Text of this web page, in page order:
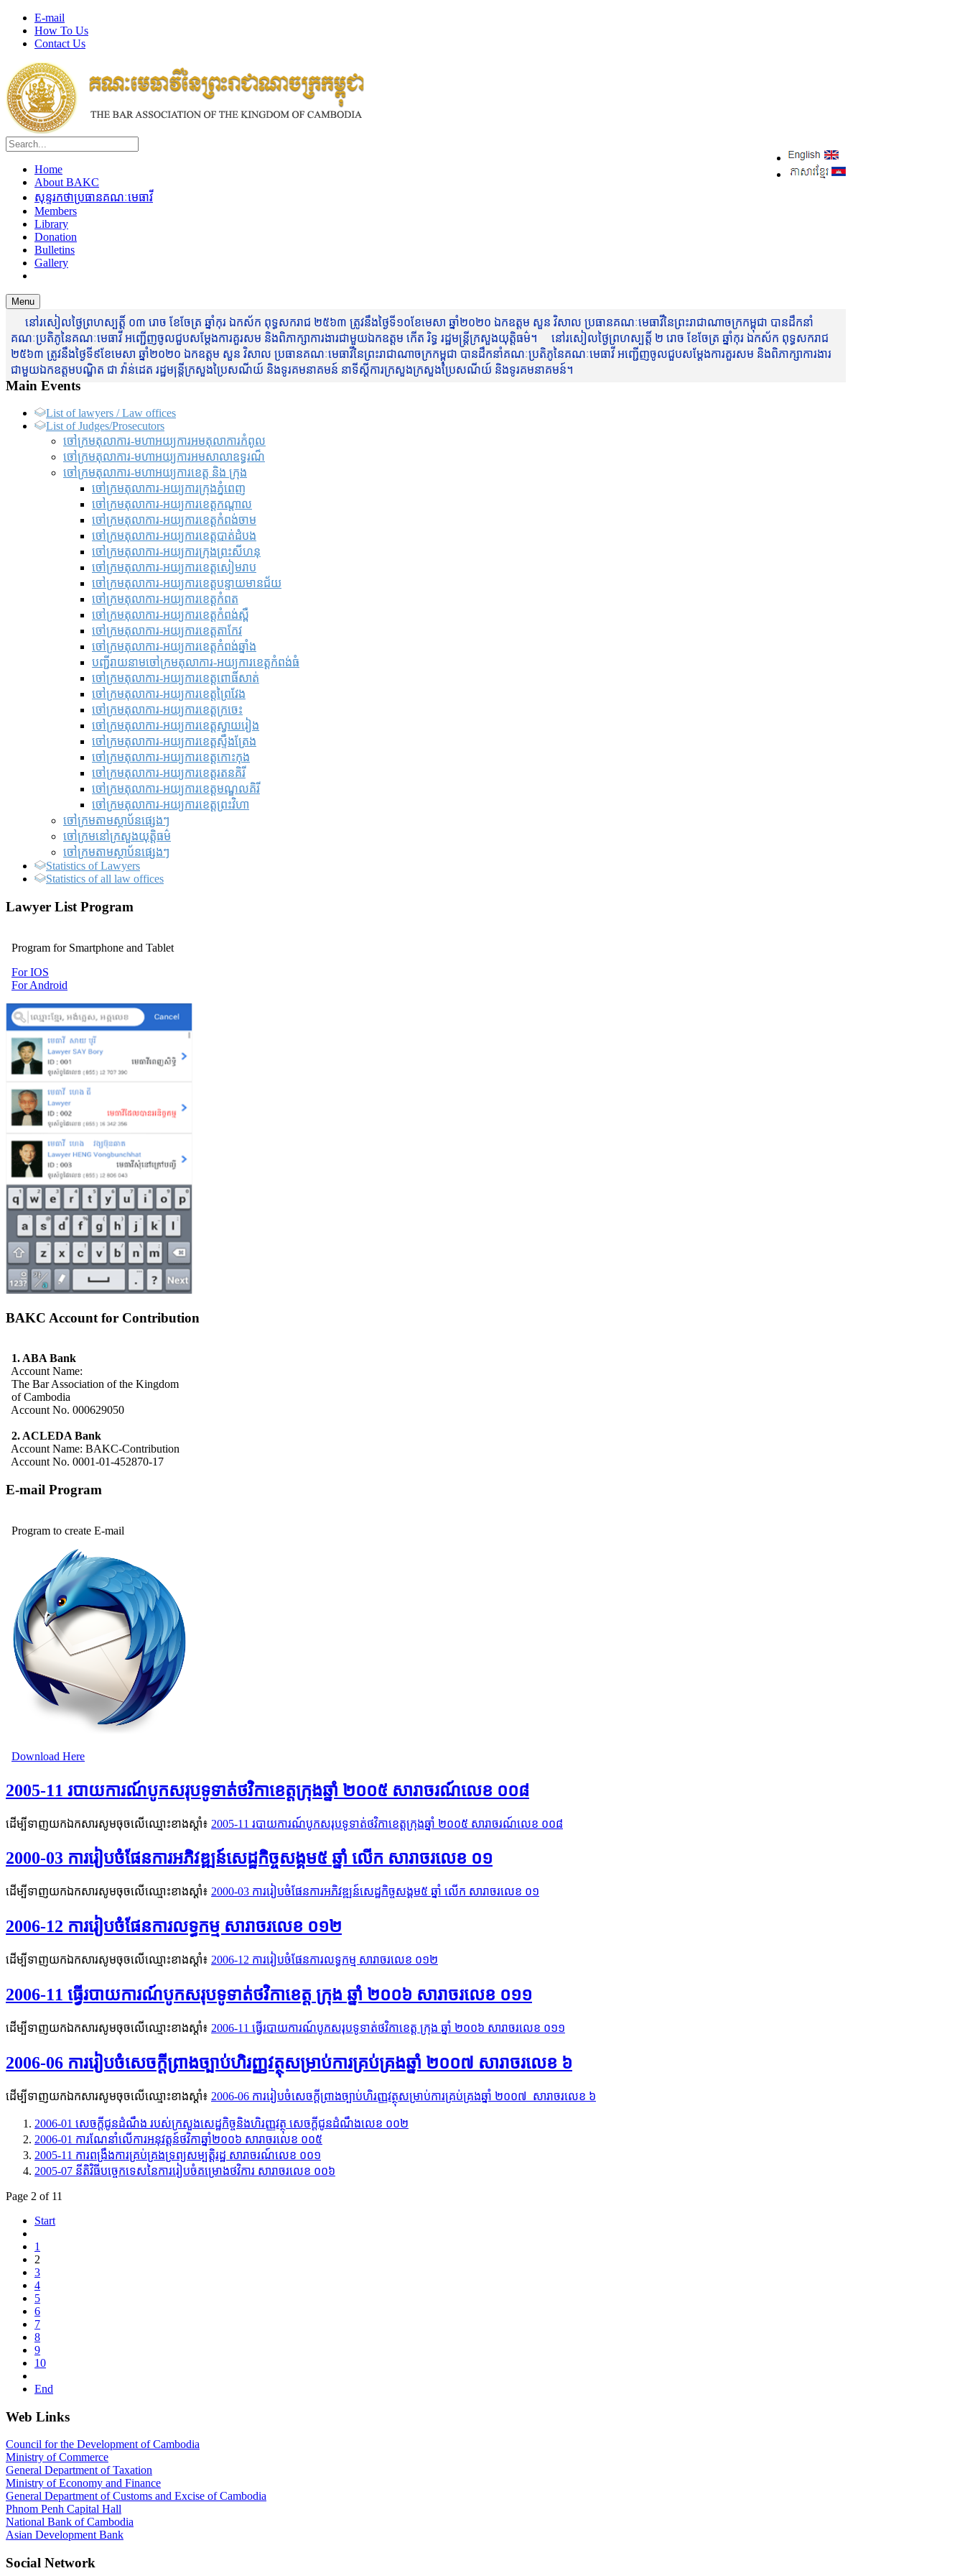
E-mail
How To Us
Contact Us
Home
About BAKC
សុន្ទរកថាប្រធានគណៈមេធាវី
Members
Library
Donation
Bulletins
Gallery
Menu
នៅរសៀលថ្ងៃព្រហស្បត្តិ៍ ០៣ រោច ខែចែត្រ ឆ្នាំកុរ ឯកស័ក ពុទ្ធសករាជ ២៥៦៣ ត្រូវនឹងថ្ងៃទី១០ខែមេសា ឆ្នាំ២០២០ ឯកឧត្តម សួន វិសាល ប្រធានគណៈមេធាវីនៃព្រះរាជាណាចក្រកម្ពុជា បានដឹកនាំ
គណៈប្រតិភូនៃគណៈមេធាវី អញ្ជើញចូលជួបសម្តែងការគួរសម និងពិភាក្សាការងារជាមួយឯកឧត្តម កើត រិទ្ធ រដ្ឋមន្ត្រីក្រសួងយុត្តិធម៌។ នៅរសៀលថ្ងៃព្រហស្បត្តិ៍ ២ រោច ខែចែត្រ ឆ្នាំកុរ ឯកស័ក ពុទ្ធសករាជ
២៥៦៣ ត្រូវនឹងថ្ងៃទី៩ខែមេសា ឆ្នាំ២០២០ ឯកឧត្តម សួន វិសាល ប្រធានគណៈមេធាវីនៃព្រះរាជាណាចក្រកម្ពុជា បានដឹកនាំគណៈប្រតិភូនៃគណៈមេធាវី អញ្ជើញចូលជួបសម្តែងការគួរសម និងពិភាក្សាការងារ
ជាមួយឯកឧត្តមបណ្ឌិត ជា វ៉ាន់ដេត រដ្ឋមន្រ្តីក្រសួងប្រៃសណីយ៍ និងទូរគមនាគមន៍ នាទីស្តីការក្រសួងក្រសួងប្រៃសណីយ៍ និងទូរគមនាគមន៍។
Main Events
List of lawyers / Law offices
List of Judges/Prosecutors
ចៅក្រមតុលាការ-មហាអយ្យការអមតុលាការកំពូល
ចៅក្រមតុលាការ-មហាអយ្យការអមសាលាឧទ្ធរណ៏
ចៅក្រមតុលាការ-មហាអយ្យការខេត្ត និង ក្រុង
ចៅក្រមតុលាការ-អយ្យការក្រុងភ្នំពេញ
ចៅក្រមតុលាការ-អយ្យការខេត្តកណ្តាល
ចៅក្រមតុលាការ-អយ្យការខេត្តកំពង់ចាម
ចៅក្រមតុលាការ-អយ្យការខេត្តបាត់ដំបង
ចៅក្រមតុលាការ-អយ្យការ​ក្រុងព្រះសីហនុ
ចៅក្រមតុលាការ-អយ្យការខេត្តសៀមរាប
ចៅក្រមតុលាការ-អយ្យការខេត្តបន្ទាយមានជ័យ
ចៅក្រមតុលាការ-អយ្យការខេត្តកំពត
ចៅក្រមតុលាការ-អយ្យការខេត្តកំពង់ស្ពឺ
ចៅក្រមតុលាការ-អយ្យការខេត្តតាកែវ
ចៅក្រមតុលាការ-អយ្យការខេត្តកំពង់ឆ្នាំង
បញ្ជីរាយនាមចៅក្រមតុលាការ-អយ្យការខេត្តកំពង់ធំ
ចៅក្រមតុលាការ-អយ្យការខេត្តពោធិ៍សាត់
ចៅក្រមតុលាការ-អយ្យការខេត្តព្រៃវែង
ចៅក្រមតុលាការ-អយ្យការខេត្តក្រចេះ
ចៅក្រមតុលាការ-អយ្យការខេត្តស្វាយរៀង
ចៅក្រមតុលាការ-អយ្យការខេត្តស្ទឹងត្រែង
ចៅក្រមតុលាការ-អយ្យការខេត្តកោះកុង
ចៅក្រមតុលាការ-អយ្យការខេត្តរតនគិរី
ចៅក្រមតុលាការ-អយ្យការខេត្តមណ្ឌលគិរី
ចៅក្រមតុលាការ-អយ្យការខេត្តព្រះវិហា
ចៅក្រមតាមស្ថាប័នផ្សេងៗ
ចៅក្រមនៅក្រសួងយុត្តិធម៌
ចៅក្រមតាមស្ថាប័នផ្សេងៗ
Statistics of Lawyers
Statistics of all law offices
Lawyer List Program
Program for Smartphone and Tablet
For IOS
For Android
BAKC Account for Contribution
1. ABA Bank
Account Name:
The Bar Association of the Kingdom
of Cambodia
Account No. 000629050
2. ACLEDA Bank
Account Name: BAKC-Contribution
Account No. 0001-01-452870-17
E-mail Program
Program to create E-mail
Download Here
2005-11 របាយការណ៍បូកសរុបទូទាត់ថវិកាខេត្តក្រុងឆ្នាំ ២០០៥​ សារាចរណ៍លេខ ០០៨
ដើម្បីទាញយកឯកសារសូមចុចលើឈ្មោះខាងស្តាំ៖ 2005-11 របាយការណ៍បូកសរុបទូទាត់ថវិកាខេត្តក្រុងឆ្នាំ ២០០៥​ សារាចរណ៍លេខ ០០៨
2000-03 ការរៀបចំផែនការអភិវឌ្ឍន៍សេដ្ឋកិច្ចសង្គម៥ ឆ្នាំ​ លើក សារាចរលេខ ០១
ដើម្បីទាញយកឯកសារសូមចុចលើឈ្មោះខាងស្តាំ៖ 2000-03 ការរៀបចំផែនការអភិវឌ្ឍន៍សេដ្ឋកិច្ចសង្គម៥ ឆ្នាំ​ លើក សារាចរលេខ ០១
2006-12 ការរៀបចំផែនការលទ្ធកម្ម សារាចរលេខ ០១២​
ដើម្បីទាញយកឯកសារសូមចុចលើឈ្មោះខាងស្តាំ៖ 2006-12 ការរៀបចំផែនការលទ្ធកម្ម សារាចរលេខ ០១២​
2006-11 ធ្វើរបាយការណ៍បូកសរុបទូទាត់ថវិកាខេត្ត ក្រុង ឆ្នាំ ២០០៦ សារាចរលេខ ០១១
ដើម្បីទាញយកឯកសារសូមចុចលើឈ្មោះខាងស្តាំ៖ 2006-11 ធ្វើរបាយការណ៍បូកសរុបទូទាត់ថវិកាខេត្ត ក្រុង ឆ្នាំ ២០០៦ សារាចរលេខ ០១១
2006-06 ការរៀបចំសេចក្ដីព្រាងច្បាប់ហិរញ្ញវត្ថុសម្រាប់ការគ្រប់គ្រងឆ្នាំ ២០០៧ សារាចរលេខ ៦
ដើម្បីទាញយកឯកសារសូមចុចលើឈ្មោះខាងស្តាំ៖ 2006-06 ការរៀបចំសេចក្ដីព្រាងច្បាប់ហិរញ្ញវត្ថុសម្រាប់ការគ្រប់គ្រងឆ្នាំ ២០០៧ សារាចរលេខ ៦
2006-01 សេចក្ដីជូនដំណឹង របស់ក្រសួងសេដ្ឋកិច្ចនិងហិរញ្ញវត្ថុ​ សេចក្ដីជូនដំណឹងលេខ ០០២
2006-01 ការណែនាំលើការអនុវត្តន៍ថវិកាឆ្នាំ២០០៦ សារាចរលេខ ០០៥
2005-11 ការពង្រឹងការគ្រប់គ្រងទ្រព្យសម្បត្តិរដ្ឋ​ សារាចរណ៍លេខ ០០១
2005-07 នីតិវិធីបច្ចេកទេសនៃការរៀបចំគម្រោងថវិការ សារាចរលេខ ០០៦
Page 2 of 11
Start
1
2
3
4
5
6
7
8
9
10
End
Web Links
Council for the Development of Cambodia
Ministry of Commerce
General Department of Taxation
Ministry of Economy and Finance
General Department of Customs and Excise of Cambodia
Phnom Penh Capital Hall
National Bank of Cambodia
Asian Development Bank
Social Network